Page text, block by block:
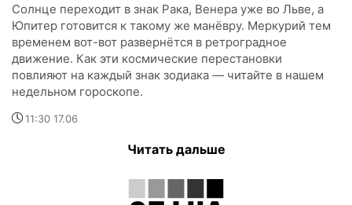
Солнце переходит в знак Рака, Венера уже во Льве, а
Юпитер готовится к такому же манёвру. Меркурий тем
временем вот-вот развернётся в ретроградное
движение. Как эти космические перестановки
повлияют на каждый знак зодиака — читайте в нашем
недельном гороскопе.
11:30 17.06
Читать дальше